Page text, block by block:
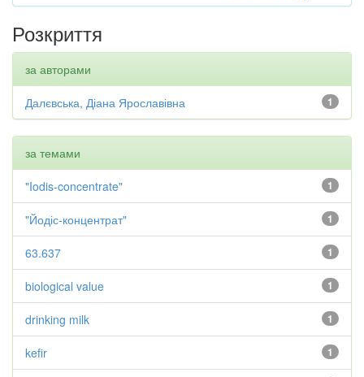
Розкриття
за авторами
1
Далєвська, Діана Ярославівна
за темами
1
"Iodis-concentrate"
1
"Йодіс-концентрат"
1
63.637
1
biological value
1
drinking milk
1
kefir